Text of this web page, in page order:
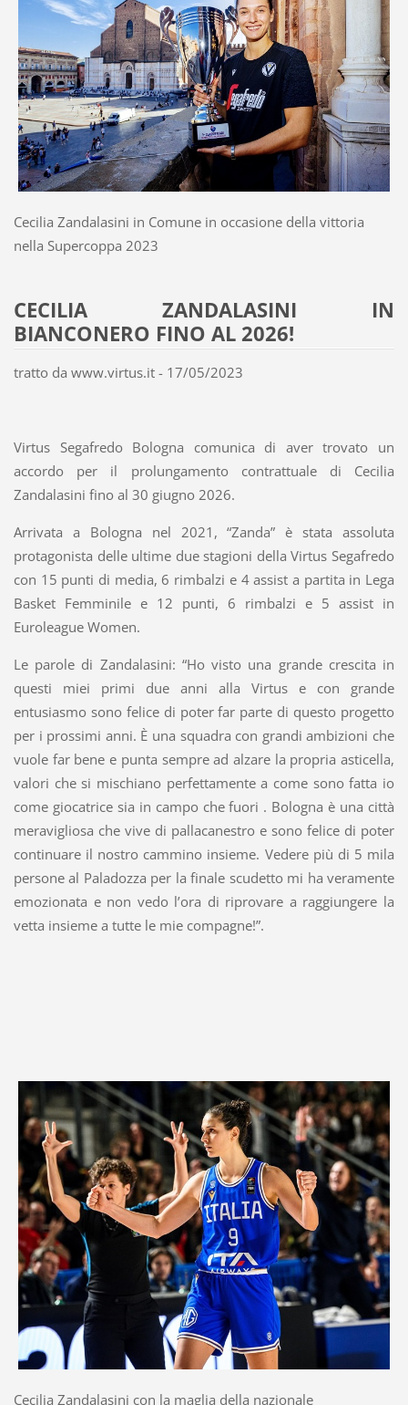
Cecilia Zandalasini in Comune in occasione della vittoria
nella Supercoppa 2023
CECILIA ZANDALASINI IN
BIANCONERO FINO AL 2026!
tratto da www.virtus.it - 17/05/2023
Virtus Segafredo Bologna comunica di aver trovato un
accordo per il prolungamento contrattuale di Cecilia
Zandalasini fino al 30 giugno 2026.
Arrivata a Bologna nel 2021, “Zanda” è stata assoluta
protagonista delle ultime due stagioni della Virtus Segafredo
con 15 punti di media, 6 rimbalzi e 4 assist a partita in Lega
Basket Femminile e 12 punti, 6 rimbalzi e 5 assist in
Euroleague Women.
Le parole di Zandalasini: “Ho visto una grande crescita in
questi miei primi due anni alla Virtus e con grande
entusiasmo sono felice di poter far parte di questo progetto
per i prossimi anni. È una squadra con grandi ambizioni che
vuole far bene e punta sempre ad alzare la propria asticella,
valori che si mischiano perfettamente a come sono fatta io
come giocatrice sia in campo che fuori . Bologna è una città
meravigliosa che vive di pallacanestro e sono felice di poter
continuare il nostro cammino insieme. Vedere più di 5 mila
persone al Paladozza per la finale scudetto mi ha veramente
emozionata e non vedo l’ora di riprovare a raggiungere la
vetta insieme a tutte le mie compagne!”.
Cecilia Zandalasini con la maglia della nazionale